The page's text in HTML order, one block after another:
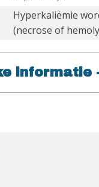
Hyperkaliëmie
(necrose of
informatie